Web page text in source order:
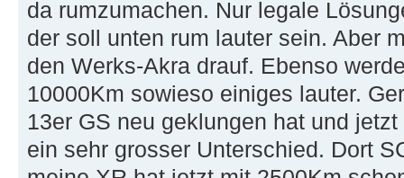
da rumzumachen. Nur legale
der soll unten rum lauter sein. Aber
den Werks-Akra drauf. Ebenso
10000Km sowieso einiges lauter.
13er GS neu geklungen hat und
ein sehr grosser Unterschied. Dort